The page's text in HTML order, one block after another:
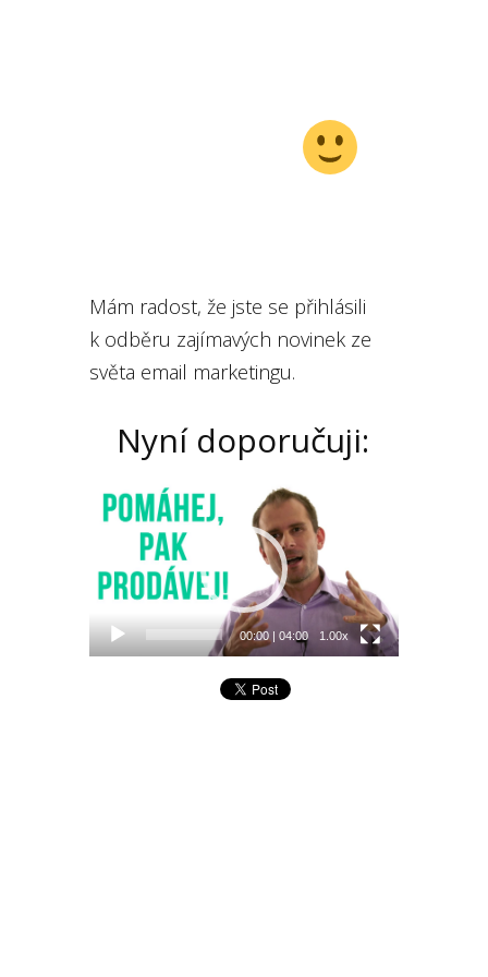
Mám radost, že jste se přihlásili
k odběru zajímavých novinek ze
světa email marketingu.
Nyní doporučuji:
Video
přehrávač
00:00| 04:00 1.00x